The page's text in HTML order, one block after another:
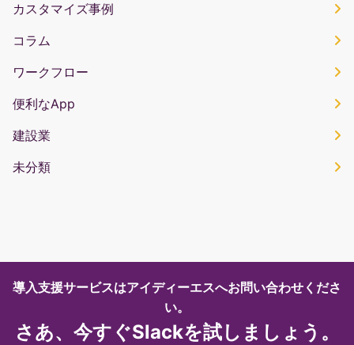
カスタマイズ事例
コラム
ワークフロー
便利なApp
建設業
未分類
導入支援サービスはアイディーエスへお問い合わせくださ
い。
さあ、今すぐSlackを試しましょう。